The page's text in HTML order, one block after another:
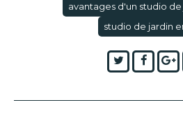
avantages d'un studio
studio de jardin
Twitter